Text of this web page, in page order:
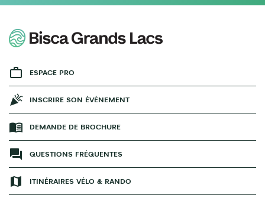
ESPACE PRO
INSCRIRE SON ÉVÉNEMENT
DEMANDE DE BROCHURE
QUESTIONS FRÉQUENTES
ITINÉRAIRES VÉLO & RANDO